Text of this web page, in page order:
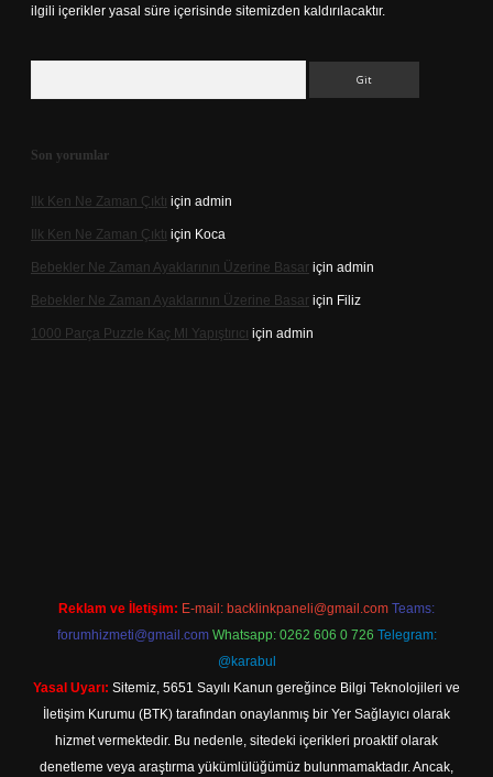
ilgili içerikler yasal süre içerisinde sitemizden kaldırılacaktır.
Son yorumlar
Ilk Ken Ne Zaman Çıktı için admin
Ilk Ken Ne Zaman Çıktı için Koca
Bebekler Ne Zaman Ayaklarının Üzerine Basar için admin
Bebekler Ne Zaman Ayaklarının Üzerine Basar için Filiz
1000 Parça Puzzle Kaç Ml Yapıştırıcı için admin
Reklam ve İletişim: E-mail: backlinkpaneli@gmail.com Teams:
forumhizmeti@gmail.com Whatsapp: 0262 606 0 726 Telegram:
@karabul
Yasal Uyarı: Sitemiz, 5651 Sayılı Kanun gereğince Bilgi Teknolojileri ve
İletişim Kurumu (BTK) tarafından onaylanmış bir Yer Sağlayıcı olarak
hizmet vermektedir. Bu nedenle, sitedeki içerikleri proaktif olarak
denetleme veya araştırma yükümlülüğümüz bulunmamaktadır. Ancak,